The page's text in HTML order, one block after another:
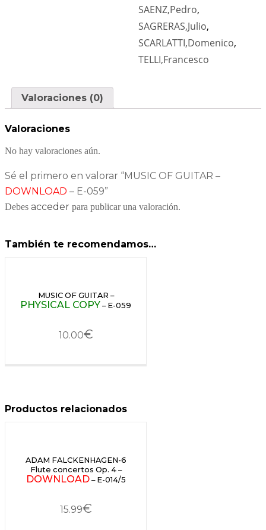
SAENZ,Pedro,
SAGRERAS,Julio,
SCARLATTI,Domenico,
TELLI,Francesco
Valoraciones (0)
Valoraciones
No hay valoraciones aún.
Sé el primero en valorar “MUSIC OF GUITAR –
DOWNLOAD – E-059”
Debes acceder para publicar una valoración.
También te recomendamos…
MUSIC OF GUITAR –
PHYSICAL COPY – E-059
10.00€
Productos relacionados
ADAM FALCKENHAGEN-6
Flute concertos Op. 4 –
DOWNLOAD– E-014/5
15.99€